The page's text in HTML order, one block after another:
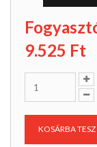
9.525 Ft
KOSÁRBA TESZ